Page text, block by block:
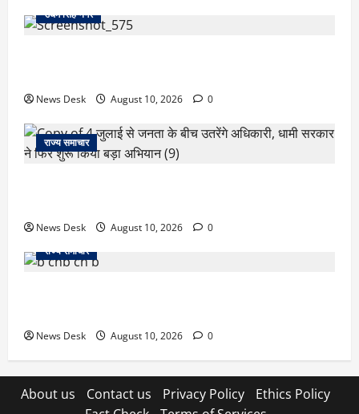
उधम सिंह नगर
News Desk August 10, 2026 0
राज्य समाचार
News Desk August 10, 2026
0
राज्य समाचार
News Desk August 10, 2026 0
About us Contact us Privacy Policy
Ethics Policy